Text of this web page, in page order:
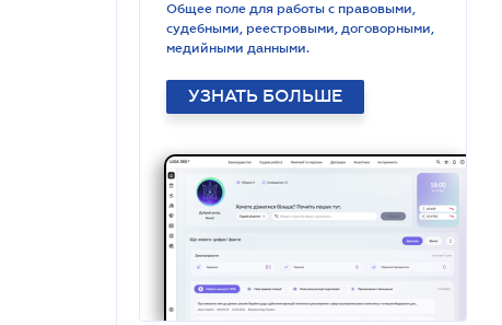
Общее поле для работы с правовыми,
судебными, реестровыми, договорными,
медийными данными.
УЗНАТЬ БОЛЬШЕ